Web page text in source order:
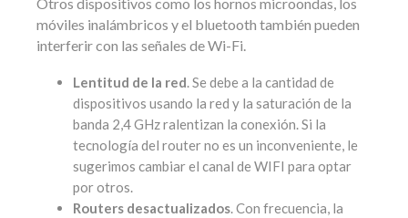
móviles inalámbricos y el bluetooth también pueden
interferir con las señales de Wi-Fi.
Lentitud de la red. Se debe a la cantidad de
dispositivos usando la red y la saturación de la
banda 2,4 GHz ralentizan la conexión. Si la
tecnología del router no es un inconveniente, le
sugerimos cambiar el canal de WIFI para optar
por otros.
Routers desactualizados. Con frecuencia, la